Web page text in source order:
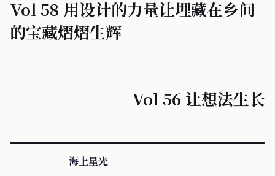
Vol 58 用设计的力量让埋藏在乡间
的宝藏熠熠生辉
Vol 56 让想法生长
海上星光